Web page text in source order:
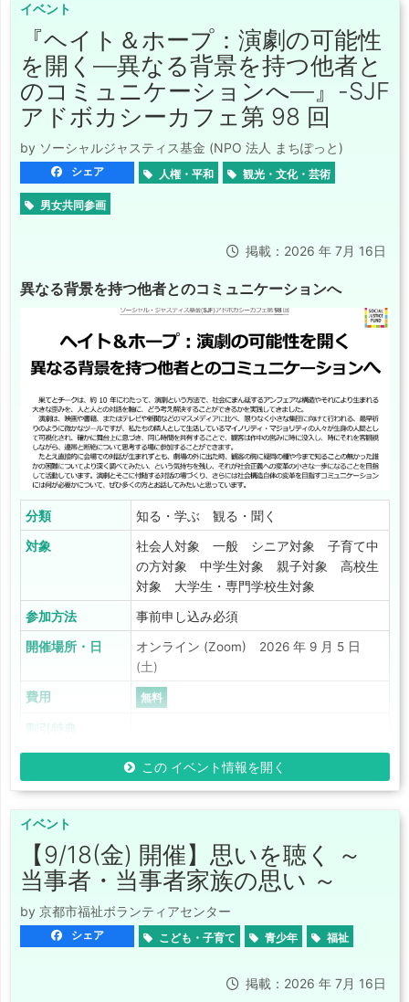
イベント
『ヘイト＆ホープ：演劇の可能性
を開く―異なる背景を持つ他者と
のコミュニケーションへ―』-SJF
アドボカシーカフェ第 98 回
by ソーシャルジャスティス基金 (NPO 法人 まちぽっと)
シェア 人権・平和 観光・文化・芸術
男女共同参画
掲載：2026 年 7月 16日
異なる背景を持つ他者とのコミュニケーションへ
分類 知る・学ぶ 観る・聞く
対象
社会人対象 一般 シニア対象 子育て中
の方対象 中学生対象 親子対象 高校生
対象 大学生・専門学校生対象
参加方法 事前申し込み必須
開催場所・日
オンライン (Zoom) 2026 年 9 月 5 日
(土)
費用 無料
割引特典
この イベント情報を開く
イベント
【9/18(金) 開催】思いを聴く ～
当事者・当事者家族の思い ～
by 京都市福祉ボランティアセンター
シェア こども・子育て 青少年 福祉
掲載：2026 年 7月 16日